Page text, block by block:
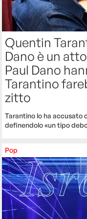
Quentin
Dano è un
Paul Dano
Tarantino
zitto
Tarantino lo ha accusato
definendolo «un tipo
Pop